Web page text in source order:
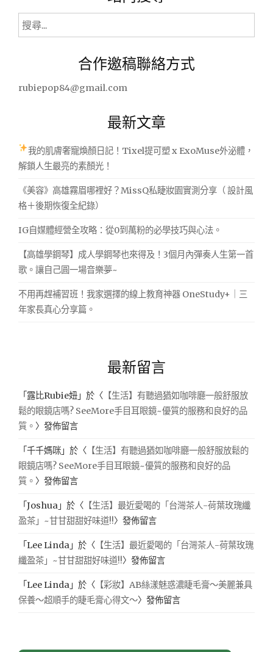
搜
尋
合作邀稿聯絡方式
rubiepop84@gmail.com
最新文章
我的肌膚奢寵煥顏日記！Tixel提可塑 x ExoMuse外泌體，
解鎖人生最亮的素顏光！
《美容》高雄霧眉哪裡好？MissQ私睫妝園實測分享（ 設計風
格＋後期恢復全紀錄）
IG自媒體經營全攻略：從0到萬粉的必學技巧與心法。
【高雄學鋼琴】成人學鋼琴也來得及！3個月內彈奏人生第一首
歌。讓自己圓一場音樂夢~
不用再趕補習班！我家選擇的線上教育神器 OneStudy+｜三
年家長真心分享篇。
最新留言
「 露比Rubie妞 」於〈 【生活】有聽過猶如咖啡廳一般舒服放
鬆的眼鏡店嗎? SeeMore手目耳眼鏡~優質的服務和良好的品
質。 〉發佈留言
「千千媽咪 」於〈 【生活】有聽過猶如咖啡廳一般舒服放鬆的
眼鏡店嗎? SeeMore手目耳眼鏡~優質的服務和良好的品
質。 〉發佈留言
「Joshua 」於〈 【生活】最近愛喝的「台灣茶人-荷葉玫瑰纖
盈茶」~甘甘甜甜好味道!!〉發佈留言
「Lee Linda 」於〈 【生活】最近愛喝的「台灣茶人-荷葉玫瑰
纖盈茶」~甘甘甜甜好味道!!〉發佈留言
「Lee Linda 」於〈 【彩妝】AB絲漾魅惑濃睫毛膏～美麗兼具
保養～超順手的睫毛膏心得文～〉發佈留言